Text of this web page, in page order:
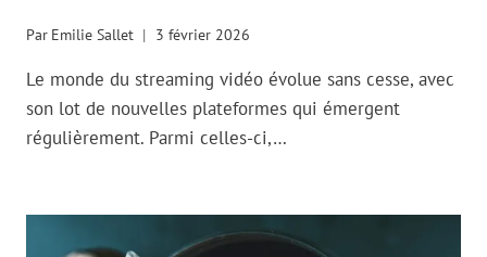
Par Emilie Sallet 3 février 2026
Le monde du streaming vidéo évolue sans cesse, avec
son lot de nouvelles plateformes qui émergent
régulièrement. Parmi celles-ci,…